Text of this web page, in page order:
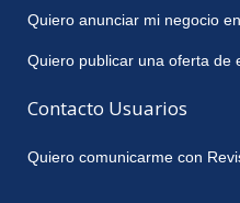
Quiero anunciar mi negocio
Quiero publicar una oferta de
Contacto Usuarios
Quiero comunicarme con